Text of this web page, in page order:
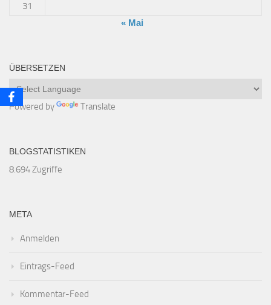
31
« Mai
ÜBERSETZEN
Powered by Translate
BLOGSTATISTIKEN
8.694 Zugriffe
META
Anmelden
Eintrags-Feed
Kommentar-Feed